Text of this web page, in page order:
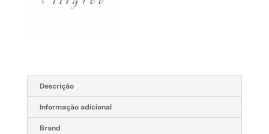
Descrição
Informação adicional
Brand